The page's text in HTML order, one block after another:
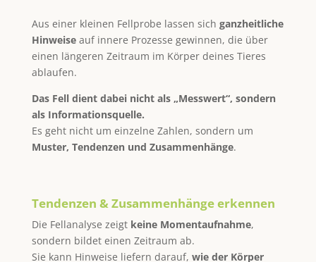
Aus einer kleinen Fellprobe lassen sich ganzheitliche
Hinweiseauf innere Prozesse gewinnen, die über
einen längeren Zeitraum im Körper deines Tieres
ablaufen.
Das Fell dient dabei nicht als „Messwert“, sondern
als Informationsquelle.
Es geht nicht um einzelne Zahlen, sondern um
Muster, Tendenzen und Zusammenhänge.
Tendenzen & Zusammenhänge erkennen
Die Fellanalyse zeigt keine Momentaufnahme,
sondern bildet einen Zeitraum ab.
Sie kann Hinweise liefern darauf, wie der Körper